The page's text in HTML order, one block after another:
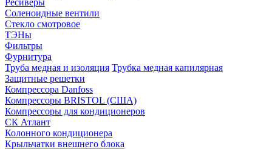
Ресиверы
Соленоидные вентили
Стекло смотровое
ТЭНы
Фильтры
Фурнитура
Труба медная и изоляция Трубка медная капилярная
Защитные решетки
Компрессора Danfoss
Компрессоры BRISTOL (США)
Компрессоры для кондиционеров
СК Атлант
Колонного кондиционера
Крыльчатки внешнего блока